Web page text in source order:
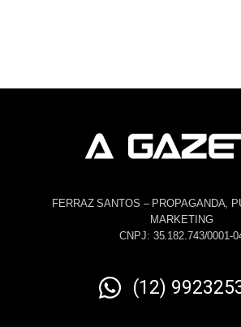
FERRAZ SANTOS – PROPAGANDA,
MARKETING
CNPJ: 35.182.743/0001-
(12)